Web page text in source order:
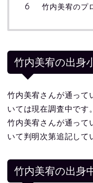
竹内美宥のプ
竹内美宥の出身
竹内美宥さんが通って
いては現在調査中です。
竹内美宥さんが通って
いて判明次第追記して
竹内美宥の出身